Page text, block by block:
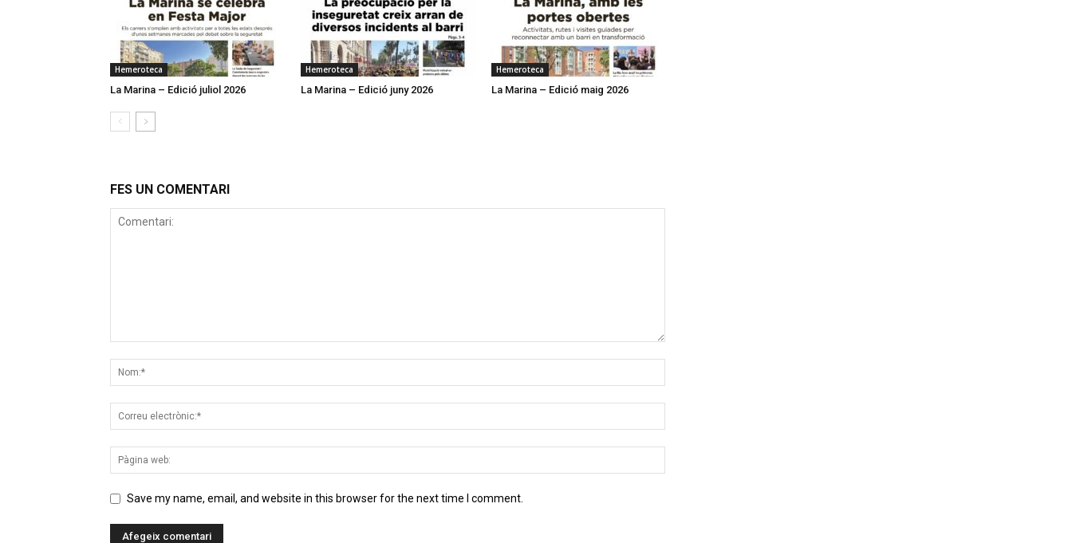
Hemeroteca
La Marina – Edició juliol 2026
Hemeroteca
La Marina – Edició juny 2026
Hemeroteca
La Marina – Edició maig 2026
FES UN COMENTARI
Save my name, email, and website in this browser for the next time I comment.